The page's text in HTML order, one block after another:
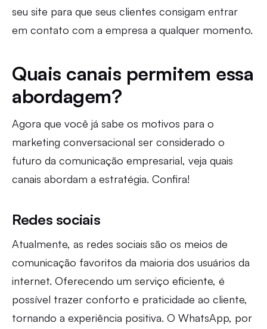
seu site para que seus clientes consigam entrar
em contato com a empresa a qualquer momento.
Quais canais permitem essa
abordagem?
Agora que você já sabe os motivos para o
marketing conversacional ser considerado o
futuro da comunicação empresarial, veja quais
canais abordam a estratégia. Confira!
Redes sociais
Atualmente, as redes sociais são os meios de
comunicação favoritos da maioria dos usuários da
internet. Oferecendo um serviço eficiente, é
possível trazer conforto e praticidade ao cliente,
tornando a experiência positiva. O WhatsApp, por